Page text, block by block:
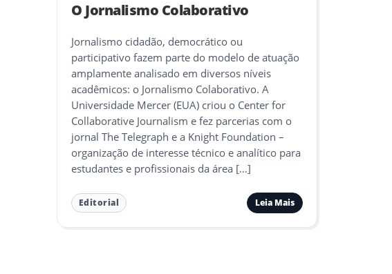
O Jornalismo Colaborativo
Jornalismo cidadão, democrático ou
participativo fazem parte do modelo de atuação
amplamente analisado em diversos níveis
acadêmicos: o Jornalismo Colaborativo. A
Universidade Mercer (EUA) criou o Center for
Collaborative Journalism e fez parcerias com o
jornal The Telegraph e a Knight Foundation –
organização de interesse técnico e analítico para
estudantes e profissionais da área […]
Editorial Leia Mais